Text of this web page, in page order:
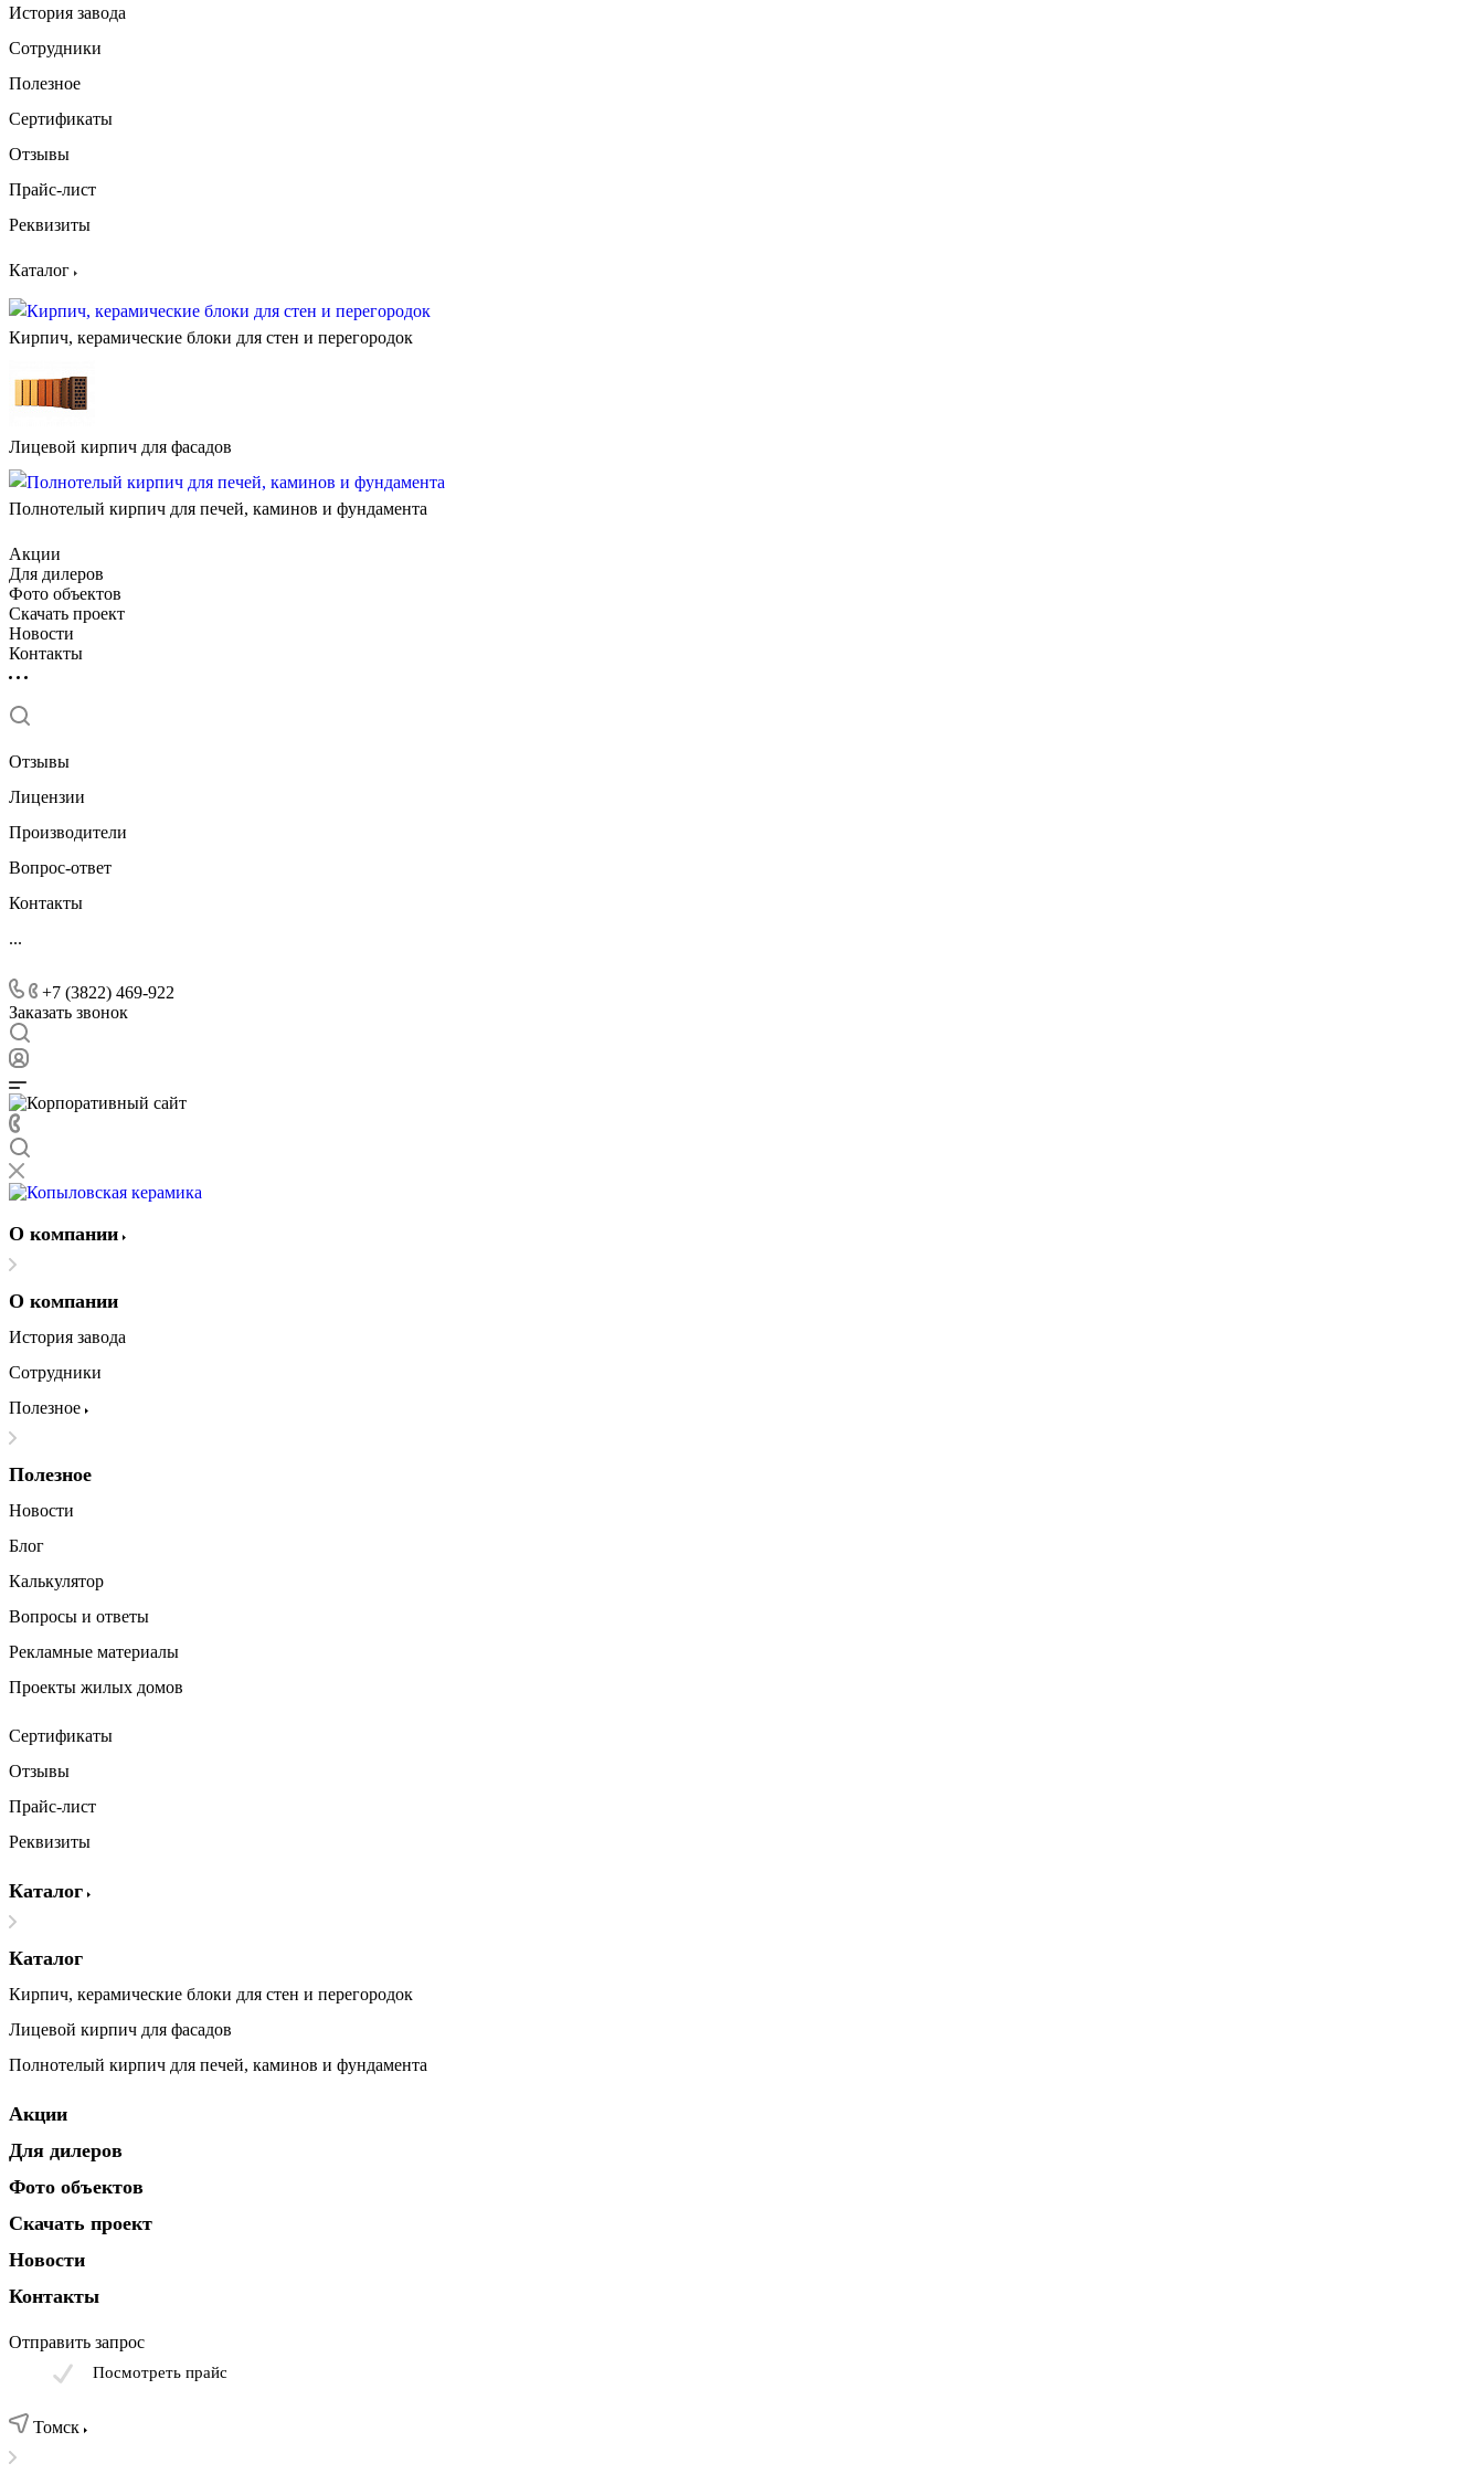
История завода
Сотрудники
Полезное
Сертификаты
Отзывы
Прайс-лист
Реквизиты
Каталог
Кирпич, керамические блоки для стен и перегородок
Лицевой кирпич для фасадов
Полнотелый кирпич для печей, каминов и фундамента
Акции
Для дилеров
Фото объектов
Скачать проект
Новости
Контакты
Отзывы
Лицензии
Производители
Вопрос-ответ
Контакты
...
+7 (3822) 469-922
Заказать звонок
О компании
О компании
История завода
Сотрудники
Полезное
Полезное
Новости
Блог
Калькулятор
Вопросы и ответы
Рекламные материалы
Проекты жилых домов
Сертификаты
Отзывы
Прайс-лист
Реквизиты
Каталог
Каталог
Кирпич, керамические блоки для стен и перегородок
Лицевой кирпич для фасадов
Полнотелый кирпич для печей, каминов и фундамента
Акции
Для дилеров
Фото объектов
Скачать проект
Новости
Контакты
Отправить запрос
Посмотреть прайс
Томск